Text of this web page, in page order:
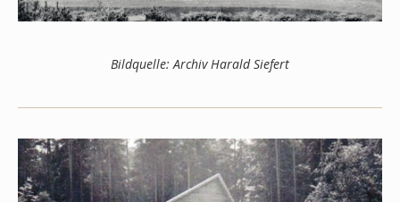
Bildquelle: Archiv Harald Siefert